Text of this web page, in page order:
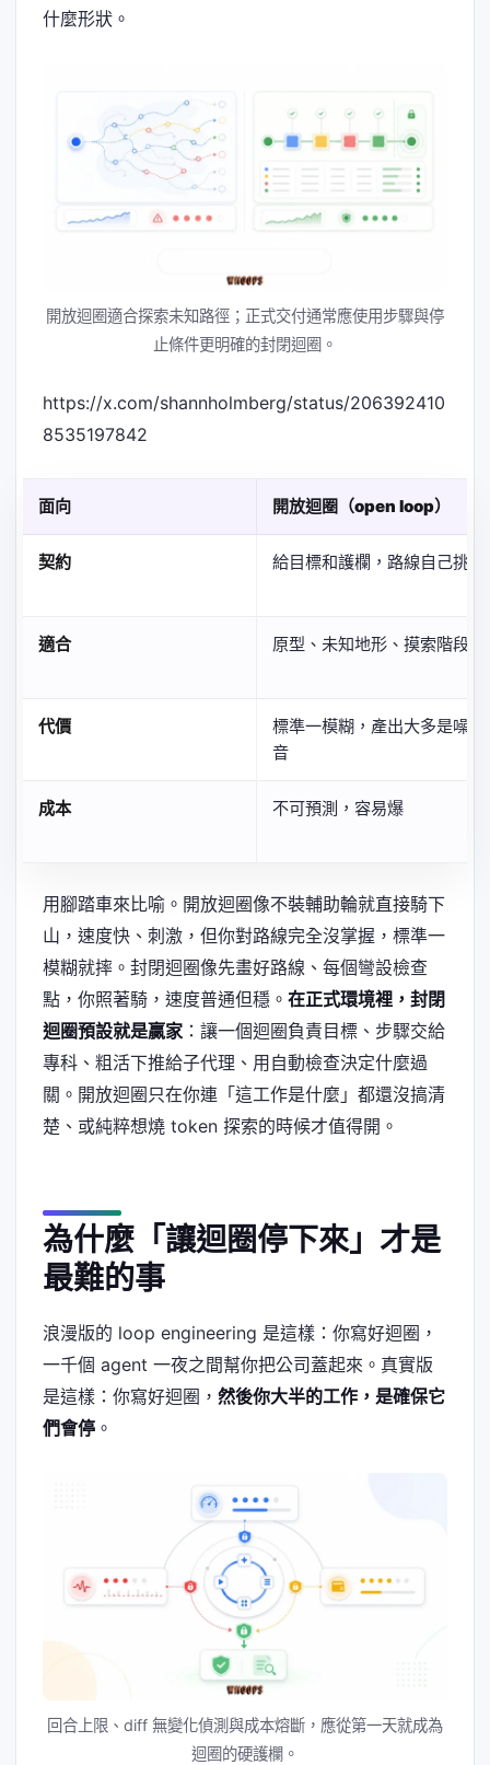
什麼形狀。
開放迴圈適合探索未知路徑；正式交付通常應使用步驟與停
止條件更明確的封閉迴圈。
https://x.com/shannholmberg/status/206392410
8535197842
面向 開放迴圈（open loop）
契約 給目標和護欄，路線自己挑
適合 原型、未知地形、摸索階段
代價
標準一模糊，產出大多是噪
音
成本 不可預測，容易爆
用腳踏車來比喻。開放迴圈像不裝輔助輪就直接騎下
山，速度快、刺激，但你對路線完全沒掌握，標準一
模糊就摔。封閉迴圈像先畫好路線、每個彎設檢查
點，你照著騎，速度普通但穩。 在正式環境裡，封閉
迴圈預設就是贏家 ：讓一個迴圈負責目標、步驟交給
專科、粗活下推給子代理、用自動檢查決定什麼過
關。開放迴圈只在你連「這工作是什麼」都還沒搞清
楚、或純粹想燒 token 探索的時候才值得開。
為什麼「讓迴圈停下來」才是
最難的事
浪漫版的 loop engineering 是這樣：你寫好迴圈，
一千個 agent 一夜之間幫你把公司蓋起來。真實版
是這樣：你寫好迴圈， 然後你大半的工作，是確保它
們會停 。
回合上限、diff 無變化偵測與成本熔斷，應從第一天就成為
迴圈的硬護欄。